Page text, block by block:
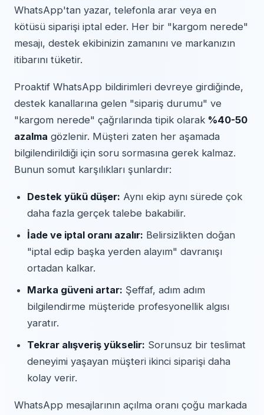
WhatsApp'tan yazar, telefonla arar veya en
kötüsü siparişi iptal eder. Her bir "kargom nerede"
mesajı, destek ekibinizin zamanını ve markanızın
itibarını tüketir.
Proaktif WhatsApp bildirimleri devreye girdiğinde,
destek kanallarına gelen "sipariş durumu" ve
"kargom nerede" çağrılarında tipik olarak %40-50
azalma gözlenir. Müşteri zaten her aşamada
bilgilendirildiği için soru sormasına gerek kalmaz.
Bunun somut karşılıkları şunlardır:
Destek yükü düşer: Aynı ekip aynı sürede çok
daha fazla gerçek talebe bakabilir.
İade ve iptal oranı azalır: Belirsizlikten doğan
"iptal edip başka yerden alayım" davranışı
ortadan kalkar.
Marka güveni artar: Şeffaf, adım adım
bilgilendirme müşteride profesyonellik algısı
yaratır.
Tekrar alışveriş yükselir: Sorunsuz bir teslimat
deneyimi yaşayan müşteri ikinci siparişi daha
kolay verir.
WhatsApp mesajlarının açılma oranı çoğu markada